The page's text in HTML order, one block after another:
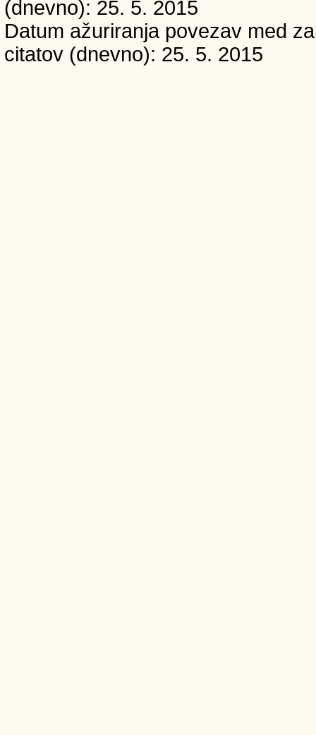
(dnevno): 25. 5. 2015
Datum ažuriranja povezav med
citatov (dnevno): 25. 5. 2015